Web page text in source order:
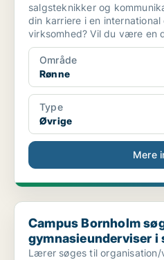
salgsteknikker og
din karriere i en
virksomhed? Vil du være en
Område
Rønne
Type
Øvrige
Mere
Campus Bornholm søger
Campus Bornholm
gymnasieunderviser i
Lærer søges til organisation/